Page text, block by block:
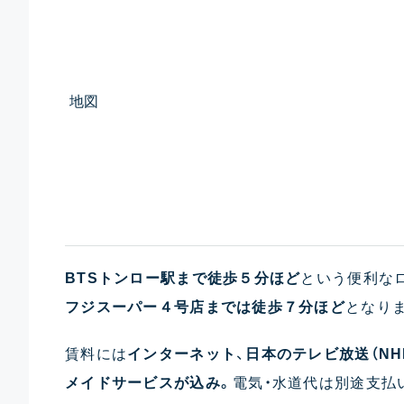
地図
BTSトンロー駅まで徒歩５分ほどという便利な
フジスーパー４号店までは徒歩７分ほどとなり
賃料にはインターネット 、 日本のテレビ放送（
メイドサービスが込み。 電気・水道代は別途支払